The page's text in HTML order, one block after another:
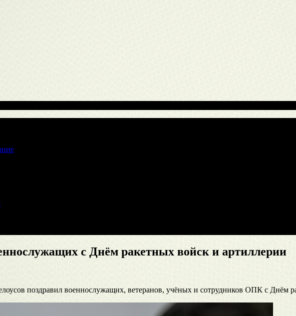
с Днём ракетных войск и артиллерии
поздравил военнослужащих, ветеранов, учёных и сотрудников ОПК с Днём